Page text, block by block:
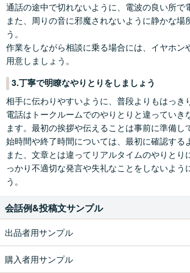
ステップ2
トークルームから通話開始まで
トークルーム画面の上部に表示される「電話で
「電話でかける」を選択した場合は、必ず登録
からおかけください。
電話で通話を選択した場合は、通話料20円/分
例：100円/分のサービス購入の場合
相談料100円/分＋20円/分＝120円/分
通話料について詳しくはこちら
購入者の通話方法
ステップ1
購入後
「すぐに電話する」で購入すると購入後、「予
入画面に進む」で購入されると予約日時に、出
話番号、またはアプリに電話がかかってきます
てください。
ステップ2
通話終了後
出品者の評価を入力してください。
通話の途中で切れないように、電波の良い所で
また、周りの音に邪魔されないように静かな場
う。
作業をしながら相談に乗る場合には、イヤホン
用意しましょう。
3.丁寧で明瞭なやりとりをしましょう
相手に伝わりやすいように、普段よりもはっき
電話はトークルームでのやりとりと違っていき
ます。最初の挨拶や伝えることは事前に準備し
始時間や終了時間については、最初に確認する
また、文章とは違ってリアルタイムのやりとり
っかり不適切な発言や失礼なことをしないよう
う。
会話例&投稿文サンプル
出品者用サンプル
購入者用サンプル